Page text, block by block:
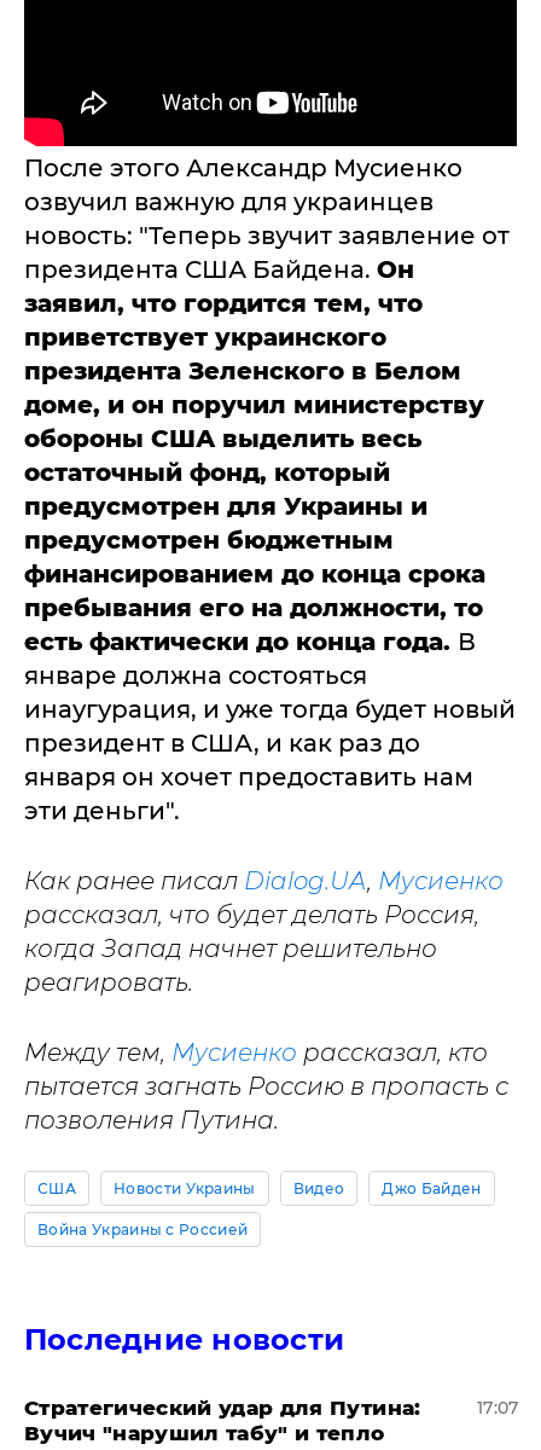
После этого Александр Мусиенко
озвучил важную для украинцев
новость: "Теперь звучит заявление от
президента США Байдена. Он
заявил, что гордится тем, что
приветствует украинского
президента Зеленского в Белом
доме, и он поручил министерству
обороны США выделить весь
остаточный фонд, который
предусмотрен для Украины и
предусмотрен бюджетным
финансированием до конца срока
пребывания его на должности, то
есть фактически до конца года. В
январе должна состояться
инаугурация, и уже тогда будет новый
президент в США, и как раз до
января он хочет предоставить нам
эти деньги".
Как ранее писал Dialog.UA, Мусиенко
рассказал, что будет делать Россия,
когда Запад начнет решительно
реагировать.
Между тем, Мусиенко рассказал, кто
пытается загнать Россию в пропасть с
позволения Путина.
США Новости Украины Видео Джо Байден
Война Украины с Россией
Последние новости
Стратегический удар для Путина:
Вучич "нарушил табу" и тепло
17:07